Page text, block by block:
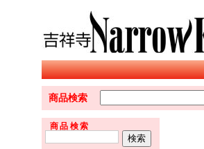
商品検索
商品検索